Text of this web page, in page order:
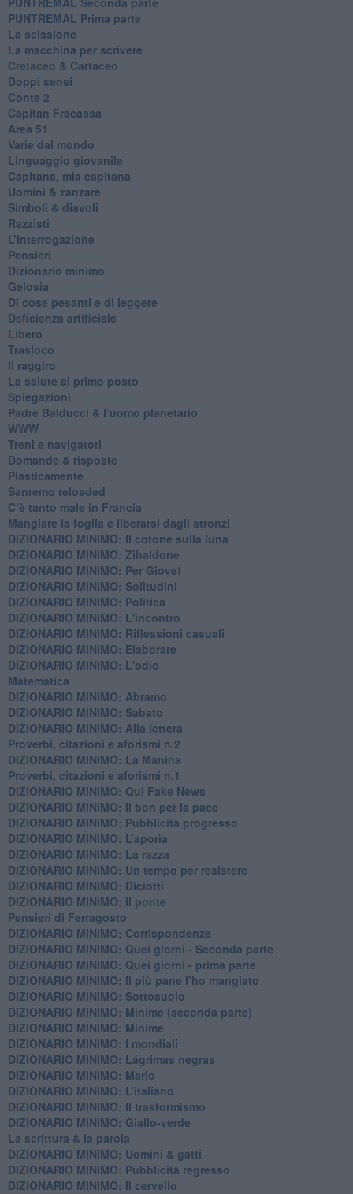
​PUNTREMAL Prima parte
La scissione
La macchina per scrivere
Cretaceo & Cartaceo
Doppi sensi
​Conte 2
​Capitan Fracassa
​Area 51
Varie dal mondo
​Linguaggio giovanile
​Capitana, mia capitana
Uomini & zanzare
​Simboli & diavoli
Razzisti
​L’interrogazione
Pensieri
​Dizionario minimo
Gelosia
Di cose pesanti e di leggere
​Deficienza artificiale
Libero
Trasloco
Il raggiro
​La salute al primo posto
Spiegazioni
Padre Balducci & l’uomo planetario
WWW
​Treni e navigatori
​Domande & risposte
​Plasticamente
Sanremo reloaded
C’è tanto male in Francia
​Mangiare la foglia e liberarsi dagli stronzi
DIZIONARIO MINIMO: Il cotone sulla luna
DIZIONARIO MINIMO: Zibaldone
DIZIONARIO MINIMO: Per Giove!
DIZIONARIO MINIMO: Solitudini
DIZIONARIO MINIMO: Politica
DIZIONARIO MINIMO: L'incontro
DIZIONARIO MINIMO: Riflessioni casuali
DIZIONARIO MINIMO: Elaborare
DIZIONARIO MINIMO: L'odio
​Matematica
DIZIONARIO MINIMO: Abramo
DIZIONARIO MINIMO: Sabato
​DIZIONARIO MINIMO: Alla lettera
Proverbi, citazioni e aforismi n.2
DIZIONARIO MINIMO: La Manina
​Proverbi, citazioni e aforismi n.1
DIZIONARIO MINIMO: Qui Fake News
DIZIONARIO MINIMO: ​Il bon per la pace
DIZIONARIO MINIMO: Pubblicità progresso
DIZIONARIO MINIMO: L’aporìa
DIZIONARIO MINIMO: La razza
DIZIONARIO MINIMO: Un tempo per resistere
DIZIONARIO MINIMO: Diciotti
DIZIONARIO MINIMO: Il ponte
Pensieri di Ferragosto
DIZIONARIO MINIMO: Corrispondenze
DIZIONARIO MINIMO: Quei giorni - Seconda parte
DIZIONARIO MINIMO: Quei giorni - prima parte
DIZIONARIO MINIMO: Il più pane l’ho mangiato
DIZIONARIO MINIMO: Sottosuolo
DIZIONARIO MINIMO: Minime (seconda parte)
DIZIONARIO MINIMO: Minime
DIZIONARIO MINIMO: ​I mondiali
DIZIONARIO MINIMO: ​Lágrimas negras
DIZIONARIO MINIMO: Mario
DIZIONARIO MINIMO: L’italiano
DIZIONARIO MINIMO: Il trasformismo
DIZIONARIO MINIMO: Giallo-verde
La scrittura & la parola
​DIZIONARIO MINIMO: Uomini & gatti
DIZIONARIO MINIMO: ​Pubblicità regresso
DIZIONARIO MINIMO: Il cervello